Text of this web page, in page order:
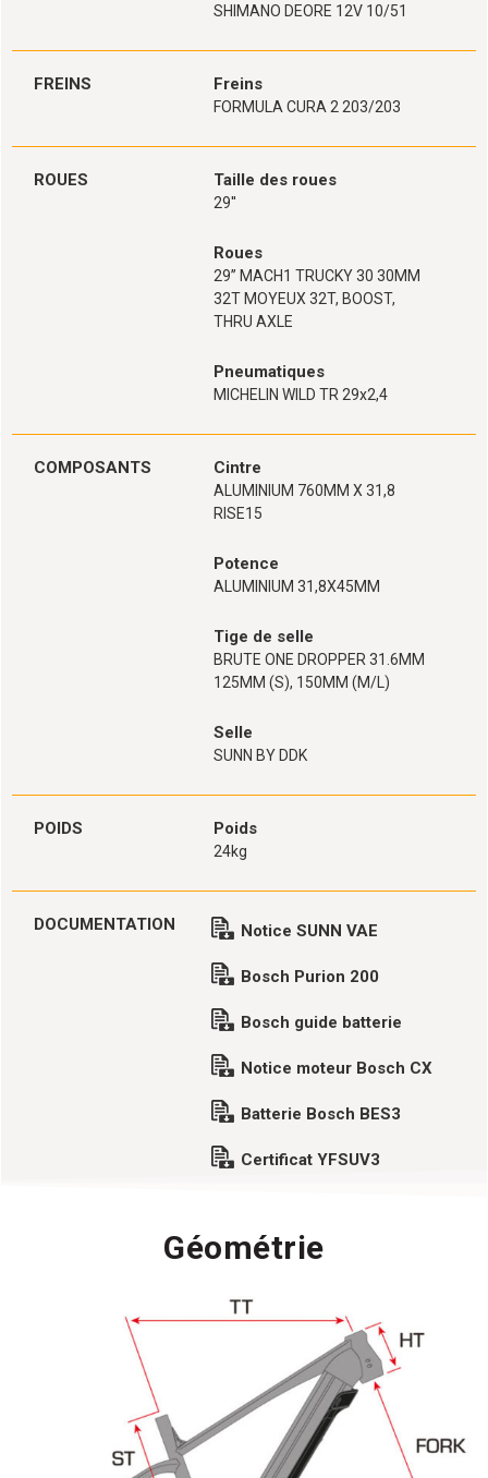
SHIMANO DEORE 12V 10/51
FREINS Freins
FORMULA CURA 2 203/203
ROUES Taille des roues
29''
Roues
29’’ MACH1 TRUCKY 30 30MM
32T MOYEUX 32T, BOOST,
THRU AXLE
Pneumatiques
MICHELIN WILD TR 29x2,4
COMPOSANTS Cintre
ALUMINIUM 760MM X 31,8
RISE15
Potence
ALUMINIUM 31,8X45MM
Tige de selle
BRUTE ONE DROPPER 31.6MM
125MM (S), 150MM (M/L)
Selle
SUNN BY DDK
POIDS Poids
24kg
DOCUMENTATION Notice SUNN VAE
Bosch Purion 200
Bosch guide batterie
Notice moteur Bosch CX
Batterie Bosch BES3
Certificat YFSUV3
Géométrie